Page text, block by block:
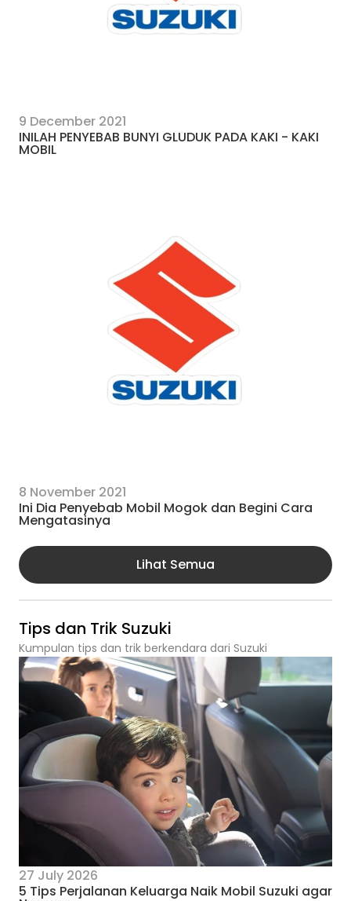
9 December 2021
INILAH PENYEBAB BUNYI GLUDUK PADA KAKI - KAKI
MOBIL
8 November 2021
Ini Dia Penyebab Mobil Mogok dan Begini Cara
Mengatasinya
Lihat Semua
Tips dan Trik Suzuki
Kumpulan tips dan trik berkendara dari Suzuki
27 July 2026
5 Tips Perjalanan Keluarga Naik Mobil Suzuki agar